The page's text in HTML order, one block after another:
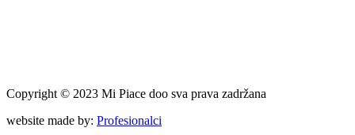
Copyright © 2023 Mi Piace doo sva prava zadržana
website made by: Profesionalci